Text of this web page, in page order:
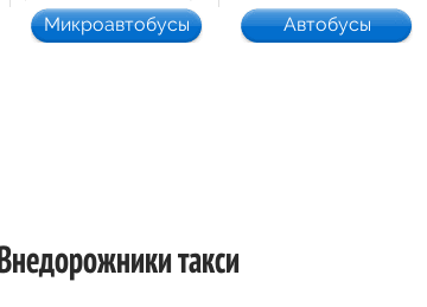
Микроавтобусы Автобусы
Внедорожники такси